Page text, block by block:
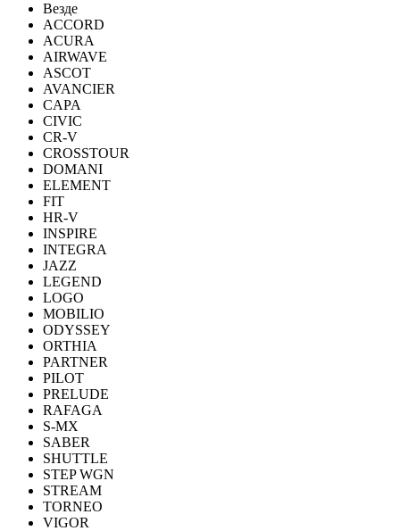
Везде
ACCORD
ACURA
AIRWAVE
ASCOT
AVANCIER
CAPA
CIVIC
CR-V
CROSSTOUR
DOMANI
ELEMENT
FIT
HR-V
INSPIRE
INTEGRA
JAZZ
LEGEND
LOGO
MOBILIO
ODYSSEY
ORTHIA
PARTNER
PILOT
PRELUDE
RAFAGA
S-MX
SABER
SHUTTLE
STEP WGN
STREAM
TORNEO
VIGOR